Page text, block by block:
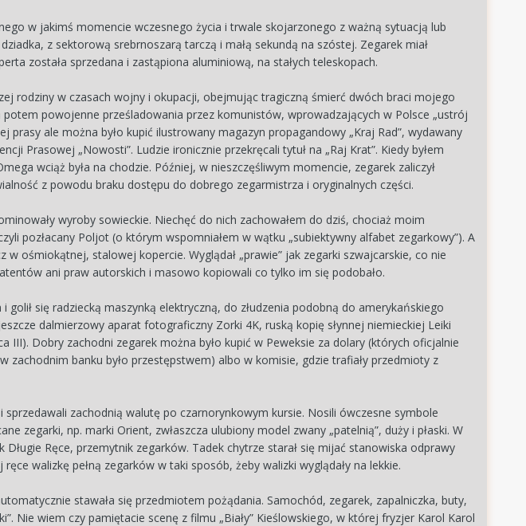
w jakimś momencie wczesnego życia i trwale skojarzonego z ważną sytuacją lub
z sektorową srebrnoszarą tarczą i małą sekundą na szóstej. Zegarek miał
została sprzedana i zastąpiona aluminiową, na stałych teleskopach.
rodziny w czasach wojny i okupacji, obejmując tragiczną śmierć dwóch braci mojego
powojenne prześladowania przez komunistów, wprowadzających w Polsce „ustrój
prasy ale można było kupić ilustrowany magazyn propagandowy „Kraj Rad”, wydawany
Prasowej „Nowosti”. Ludzie ironicznie przekręcali tytuł na „Raj Krat”. Kiedy byłem
wciąż była na chodzie. Później, w nieszczęśliwym momencie, zegarek zaliczył
z powodu braku dostępu do dobrego zegarmistrza i oryginalnych części.
wyroby sowieckie. Niechęć do nich zachowałem do dziś, chociaż moim
pozłacany Poljot (o którym wspomniałem w wątku „subiektywny alfabet zegarkowy”). A
ośmiokątnej, stalowej kopercie. Wyglądał „prawie” jak zegarki szwajcarskie, co nie
ani praw autorskich i masowo kopiowali co tylko im się podobało.
golił się radziecką maszynką elektryczną, do złudzenia podobną do amerykańskiego
dalmierzowy aparat fotograficzny Zorki 4K, ruską kopię słynnej niemieckiej Leiki
Dobry zachodni zegarek można było kupić w Peweksie za dolary (których oficjalnie
banku było przestępstwem) albo w komisie, gdzie trafiały przedmioty z
sprzedawali zachodnią walutę po czarnorynkowym kursie. Nosili ówczesne symbole
zegarki, np. marki Orient, zwłaszcza ulubiony model zwany „patelnią”, duży i płaski. W
Długie Ręce, przemytnik zegarków. Tadek chytrze starał się mijać stanowiska odprawy
walizkę pełną zegarków w taki sposób, żeby walizki wyglądały na lekkie.
stawała się przedmiotem pożądania. Samochód, zegarek, zapalniczka, buty,
Nie wiem czy pamiętacie scenę z filmu „Biały” Kieślowskiego, w której fryzjer Karol Karol